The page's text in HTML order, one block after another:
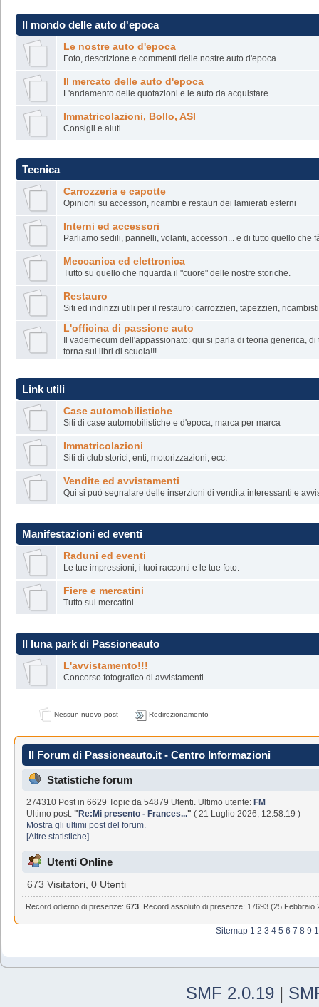
Il mondo delle auto d'epoca
Le nostre auto d'epoca
Foto, descrizione e commenti delle nostre auto d'epoca
Il mercato delle auto d'epoca
L'andamento delle quotazioni e le auto da acquistare.
Immatricolazioni, Bollo, ASI
Consigli e aiuti.
Tecnica
Carrozzeria e capotte
Opinioni su accessori, ricambi e restauri dei lamierati esterni
Interni ed accessori
Parliamo sedili, pannelli, volanti, accessori... e di tutto quello che
Meccanica ed elettronica
Tutto su quello che riguarda il "cuore" delle nostre storiche.
Restauro
Siti ed indirizzi utili per il restauro: carrozzieri, tapezzieri,
L'officina di passione auto
Il vademecum dell'appassionato: qui si parla di teoria generica, di
torna sui libri di scuola!!!
Link utili
Case automobilistiche
Siti di case automobilistiche e d'epoca, marca per marca
Immatricolazioni
Siti di club storici, enti, motorizzazioni, ecc.
Vendite ed avvistamenti
Qui si può segnalare delle inserzioni di vendita interessanti e
Manifestazioni ed eventi
Raduni ed eventi
Le tue impressioni, i tuoi racconti e le tue foto.
Fiere e mercatini
Tutto sui mercatini.
Il luna park di Passioneauto
L'avvistamento!!!
Concorso fotografico di avvistamenti
Nessun nuovo post Redirezionamento
Il Forum di Passioneauto.it - Centro Informazioni
Statistiche forum
274310 Post in 6629 Topic da 54879 Utenti. Ultimo utente:FM
Ultimo post:"Re:Mi presento - Frances..." ( 21 Luglio 2026, 12:58:19 )
Mostra gli ultimi post del forum.
[Altre statistiche]
Utenti Online
673 Visitatori, 0 Utenti
Record odierno di presenze:673 . Record assoluto di presenze: 17693 (25 Febbraio
Sitemap 1 2 3 4 5 6 7 8 9
SMF 2.0.19 |